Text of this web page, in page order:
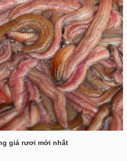
giá rươi mới nhất